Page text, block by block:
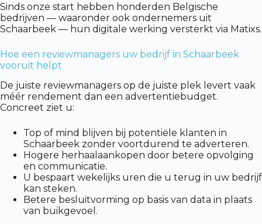
Sinds onze start hebben honderden Belgische
bedrijven — waaronder ook ondernemers uit
Schaarbeek — hun digitale werking versterkt via Matixs.
Hoe een reviewmanagers uw bedrijf in Schaarbeek
vooruit helpt
De juiste reviewmanagers op de juiste plek levert vaak
méér rendement dan een advertentiebudget.
Concreet ziet u:
Top of mind blijven bij potentiële klanten in
Schaarbeek zonder voortdurend te adverteren.
Hogere herhaalaankopen door betere opvolging
en communicatie.
U bespaart wekelijks uren die u terug in uw bedrijf
kan steken.
Betere besluitvorming op basis van data in plaats
van buikgevoel.